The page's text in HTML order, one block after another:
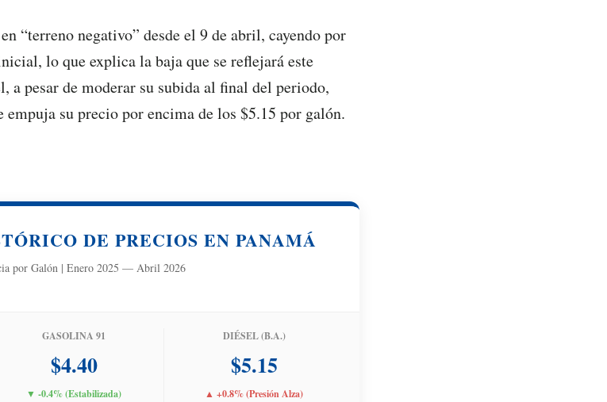
“terreno negativo” desde el 9 de abril, cayendo por
lo que explica la baja que se reflejará este
a pesar de moderar su subida al final del periodo,
su precio por encima de los $5.15 por galón.
DE PRECIOS EN PANAMÁ
por Galón | Enero 2025 — Abril 2026
GASOLINA 91
$4.40
▼ -0.4% (Estabilizada)
DIÉSEL (B.A.)
$5.15
▲ +0.8% (Presión Alza)